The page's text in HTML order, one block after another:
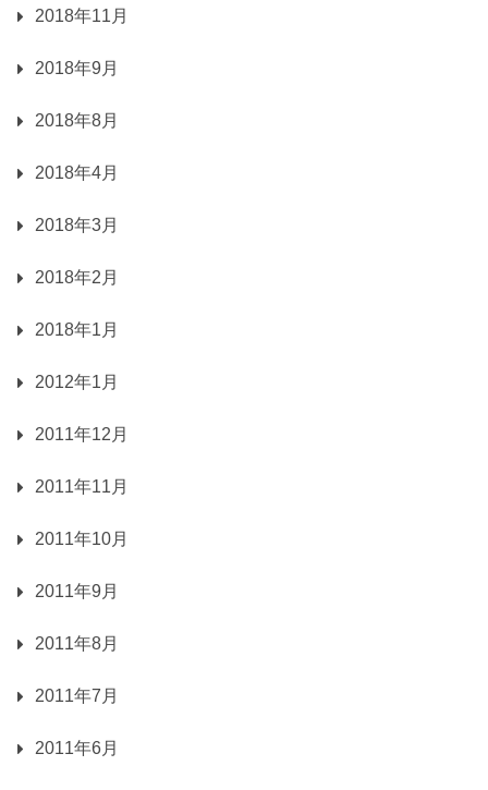
2018年11月
2018年9月
2018年8月
2018年4月
2018年3月
2018年2月
2018年1月
2012年1月
2011年12月
2011年11月
2011年10月
2011年9月
2011年8月
2011年7月
2011年6月